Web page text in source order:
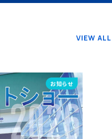
VIEW ALL
お知らせ